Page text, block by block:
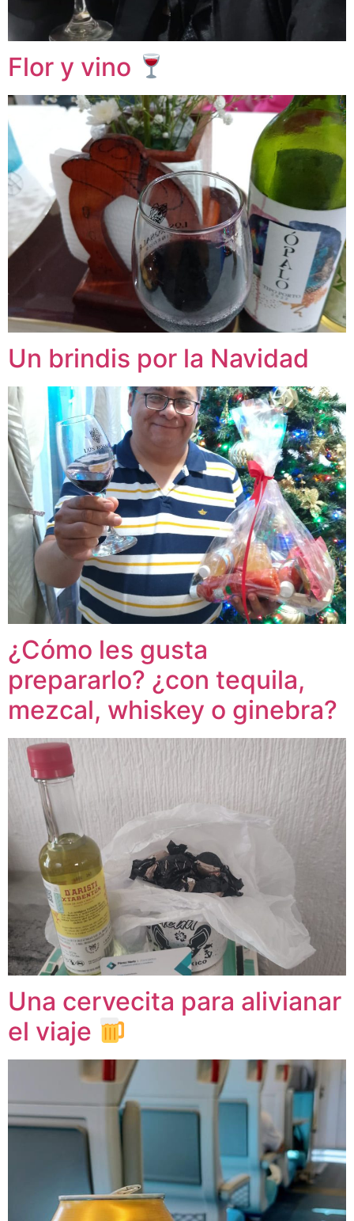
Flor y vino
Un brindis por la Navidad
¿Cómo les gusta
prepararlo? ¿con tequila,
mezcal, whiskey o ginebra?
Una cervecita para alivianar
el viaje